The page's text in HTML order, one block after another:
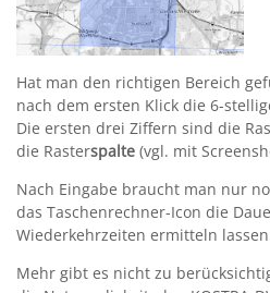
Hat man den richtigen Bereich
nach dem ersten Klick die 6-
Die ersten drei Ziffern sind die
die Rasterspalte (vgl. mit
Nach Eingabe braucht man nur
das Taschenrechner-Icon die
Wiederkehrzeiten ermitteln
Mehr gibt es nicht zu